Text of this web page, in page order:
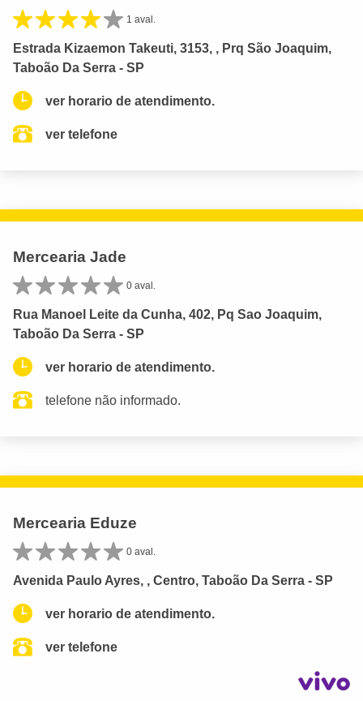
1 aval.
Estrada Kizaemon Takeuti, 3153, , Prq São Joaquim,
Taboão Da Serra - SP
ver horario de atendimento.
ver telefone
Mercearia Jade
0 aval.
Rua Manoel Leite da Cunha, 402, Pq Sao Joaquim,
Taboão Da Serra - SP
ver horario de atendimento.
telefone não informado.
Mercearia Eduze
0 aval.
Avenida Paulo Ayres, , Centro, Taboão Da Serra - SP
ver horario de atendimento.
ver telefone